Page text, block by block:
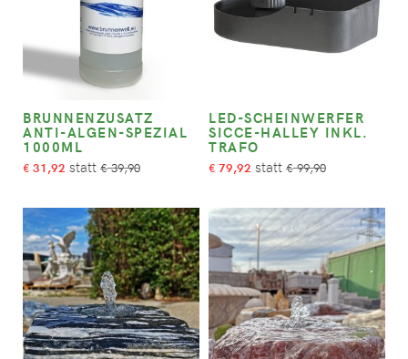
BRUNNENZUSATZ
ANTI-ALGEN-SPEZIAL
1000ML
€ 31,92 €39,90
LED-SCHEINWERFER
SICCE-HALLEY INKL.
TRAFO
€ 79,92 €99,90